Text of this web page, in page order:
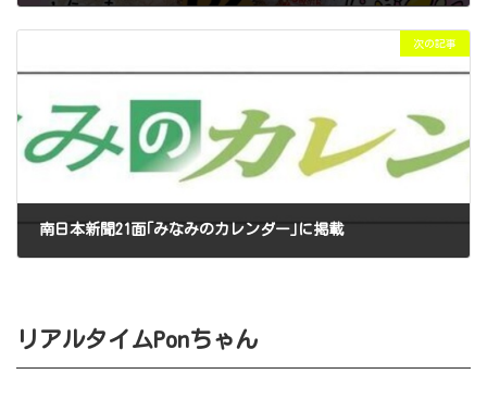
次の記事
南日本新聞21面｢みなみのカレンダー｣に掲載
リアルタイムPonちゃん